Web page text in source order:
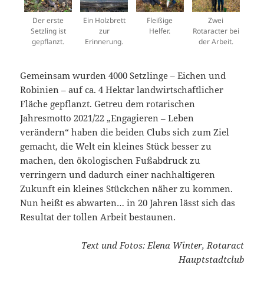
Der erste
Setzling ist
gepflanzt.
Ein Holzbrett
zur
Erinnerung.
Fleißige
Helfer.
Zwei
Rotaracter bei
der Arbeit.
Gemeinsam wurden 4000 Setzlinge – Eichen und
Robinien – auf ca. 4 Hektar landwirtschaftlicher
Fläche gepflanzt. Getreu dem rotarischen
Jahresmotto 2021/22 „Engagieren – Leben
verändern“ haben die beiden Clubs sich zum Ziel
gemacht, die Welt ein kleines Stück besser zu
machen, den ökologischen Fußabdruck zu
verringern und dadurch einer nachhaltigeren
Zukunft ein kleines Stückchen näher zu kommen.
Nun heißt es abwarten… in 20 Jahren lässt sich das
Resultat der tollen Arbeit bestaunen.
Text und Fotos: Elena Winter, Rotaract
Hauptstadtclub